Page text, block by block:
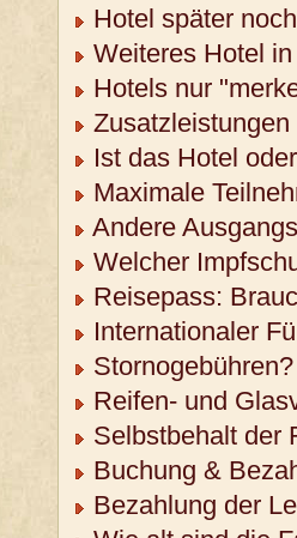
Hotel später
Weiteres Hotel
Hotels nur
Ist das Hotel
Maximale
Andere
Welcher
Reisepass:
Internationaler
Stornogebühren?
Reifen- und
Selbstbehalt der
Buchung &
Bezahlung der